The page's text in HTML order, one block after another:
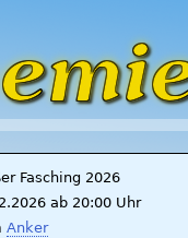
Fasching 2026
ab 20:00 Uhr
Anker